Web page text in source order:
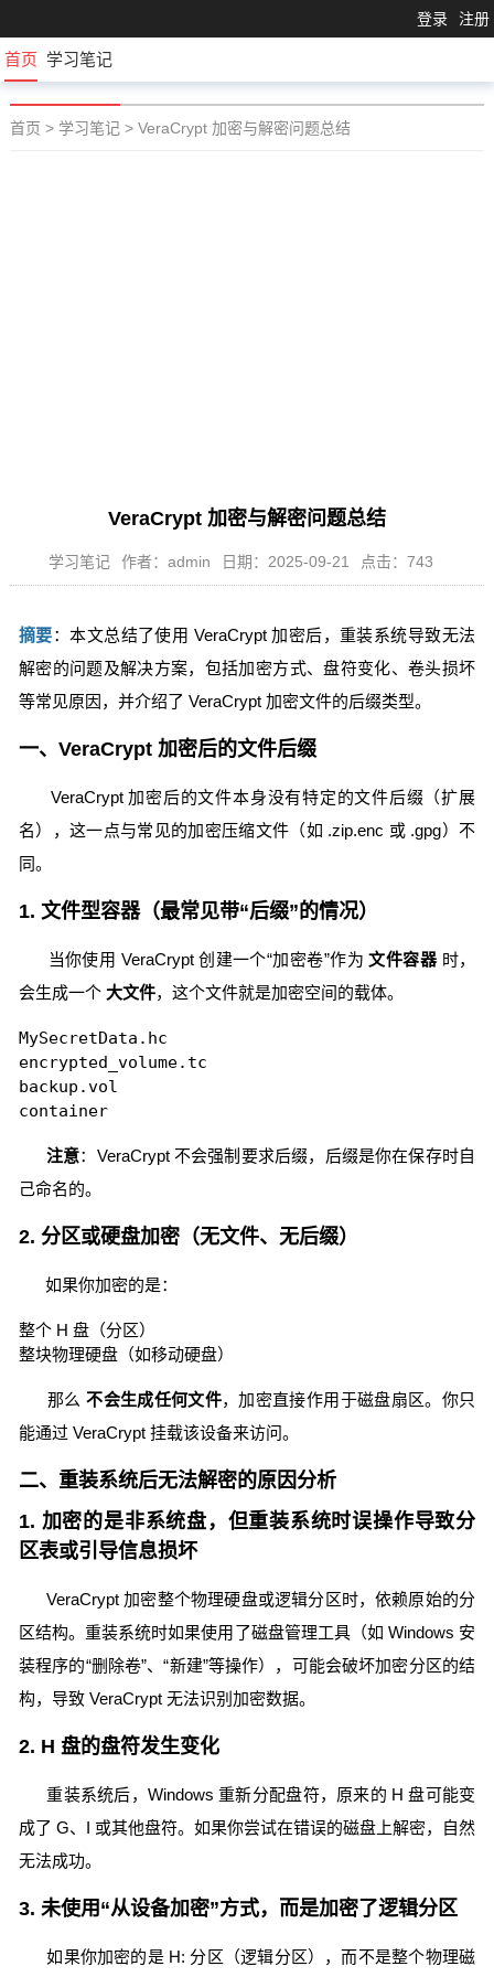
登录 注册
首页 学习笔记
首页 > 学习笔记 > VeraCrypt 加密与解密问题总结
VeraCrypt 加密与解密问题总结
学习笔记 作者：admin 日期：2025-09-21 点击：743
摘要：本文总结了使用 VeraCrypt 加密后，重装系统导致无法
解密的问题及解决方案，包括加密方式、盘符变化、卷头损坏
等常见原因，并介绍了 VeraCrypt 加密文件的后缀类型。
一、VeraCrypt 加密后的文件后缀
VeraCrypt 加密后的文件本身没有特定的文件后缀（扩展
名），这一点与常见的加密压缩文件（如 .zip.enc 或 .gpg）不
同。
1. 文件型容器（最常见带“后缀”的情况）
当你使用 VeraCrypt 创建一个“加密卷”作为文件容器时，
会生成一个 大文件，这个文件就是加密空间的载体。
MySecretData.hc
encrypted_volume.tc
backup.vol
container
注意：VeraCrypt 不会强制要求后缀，后缀是你在保存时自
己命名的。
2. 分区或硬盘加密（无文件、无后缀）
如果你加密的是：
整个 H 盘（分区）
整块物理硬盘（如移动硬盘）
那么不会生成任何文件，加密直接作用于磁盘扇区。你只
能通过 VeraCrypt 挂载该设备来访问。
二、重装系统后无法解密的原因分析
1. 加密的是非系统盘，但重装系统时误操作导致分
区表或引导信息损坏
VeraCrypt 加密整个物理硬盘或逻辑分区时，依赖原始的分
区结构。重装系统时如果使用了磁盘管理工具（如 Windows 安
装程序的“删除卷”、“新建”等操作），可能会破坏加密分区的结
构，导致 VeraCrypt 无法识别加密数据。
2. H 盘的盘符发生变化
重装系统后，Windows 重新分配盘符，原来的 H 盘可能变
成了 G、I 或其他盘符。如果你尝试在错误的磁盘上解密，自然
无法成功。
3. 未使用“从设备加密”方式，而是加密了逻辑分区
如果你加密的是 H: 分区（逻辑分区），而不是整个物理磁